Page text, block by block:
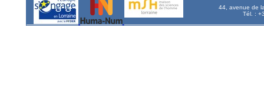
44, avenue de
Tél. :